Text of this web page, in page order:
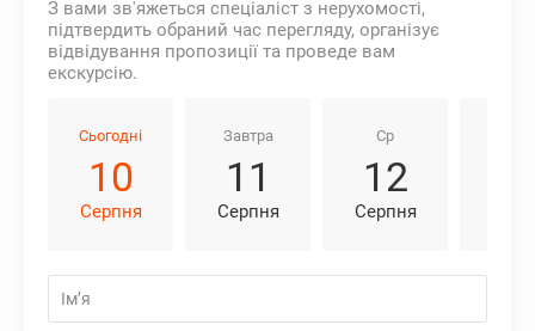
З вами зв'яжеться спеціаліст з нерухомості,
підтвердить обраний час перегляду, організує
відвідування пропозиції та проведе вам
екскурсію.
Сьогодні
10
Серпня
Завтра
11
Серпня
Ср
12
Серпня